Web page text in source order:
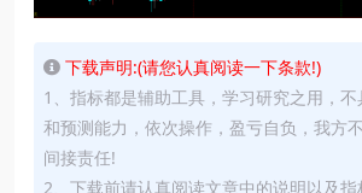
下载声明:(请您认真阅读一下条款!)
1、指标都是辅助工具，学习研究之用，
和预测能力，依次操作，盈亏自负，我方
间接责任!
2、下载前请认真阅读文章中的说明以及